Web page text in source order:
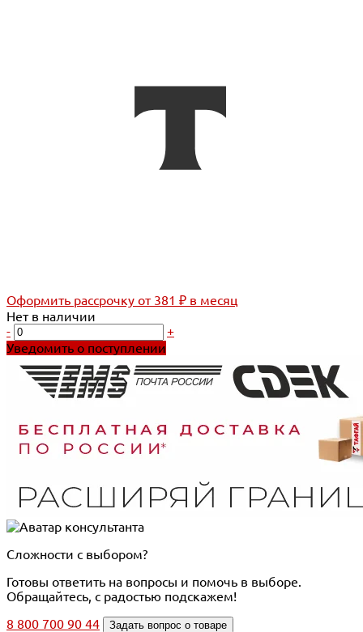
Оформить рассрочку от 381 ₽ в месяц
Нет в наличии
-
+
Уведомить о поступлении
Сложности с выбором?
Готовы ответить на вопросы и помочь в выборе.
Обращайтесь, с радостью подскажем!
8 800 700 90 44
Задать вопрос о товаре